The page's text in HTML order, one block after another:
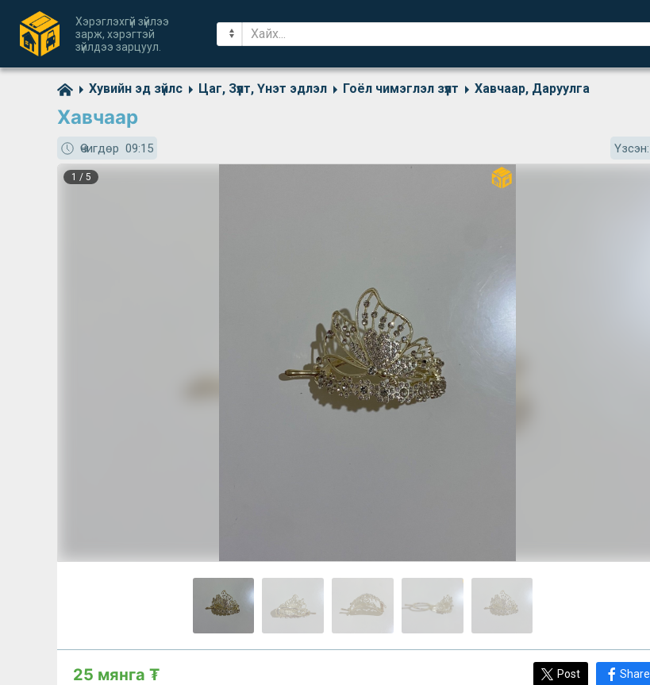
Хэрэглэхгүй зүйлээ
зарж, хэрэгтэй
зүйлдээ зарцуул.
Хувийн эд зүйлс Цаг, Зүүлт, Үнэт эдлэл Гоёл чимэглэл зүүлт Хавчаар, Даруулга
Хавчаар
Өчигдөр 09:15 Үзсэн:
1 / 5
25 мянга ₮ Post Share